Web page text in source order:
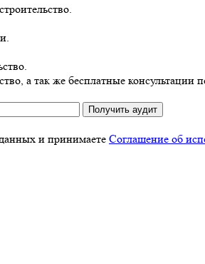
а так же бесплатные
Получить аудит
и принимаете Соглашение об